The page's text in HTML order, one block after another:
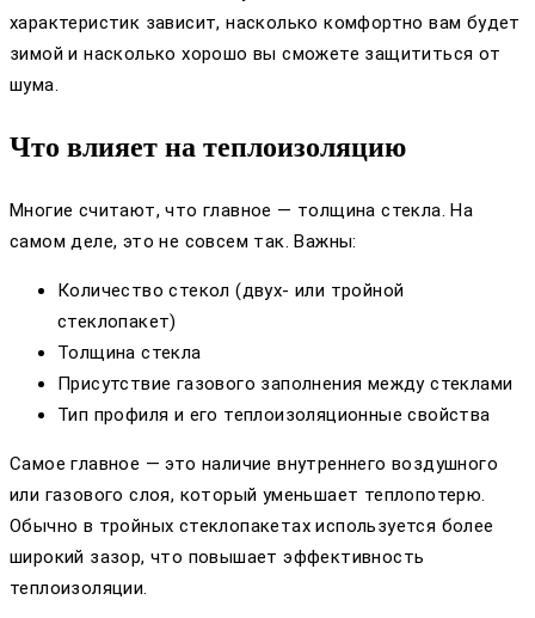
характеристик зависит, насколько комфортно вам будет
зимой и насколько хорошо вы сможете защититься от
шума.
Что влияет на теплоизоляцию
Многие считают, что главное — толщина стекла. На
самом деле, это не совсем так. Важны:
Количество стекол (двух- или тройной
стеклопакет)
Толщина стекла
Присутствие газового заполнения между стеклами
Тип профиля и его теплоизоляционные свойства
Самое главное — это наличие внутреннего воздушного
или газового слоя, который уменьшает теплопотерю.
Обычно в тройных стеклопакетах используется более
широкий зазор, что повышает эффективность
теплоизоляции.